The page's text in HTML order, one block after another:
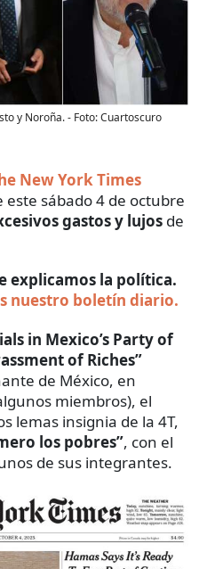
y Noroña.- Foto:Cuartoscuro
New York Times
sábado 4 de octubre
gastos y lujos de
explicamos la política.
nuestro boletín diario.
in Mexico’s Party of
of Riches”
de México, en
miembros), el
lemas insignia de la 4T,
los pobres”, con el
de sus integrantes.